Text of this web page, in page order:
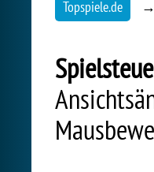
Topspiele.de →